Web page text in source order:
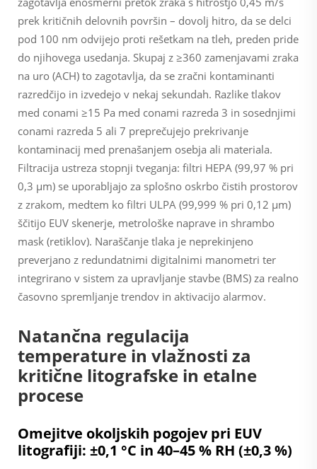
prek kritičnih delovnih površin – dovolj hitro, da se delci
pod 100 nm odvijejo proti rešetkam na tleh, preden pride
do njihovega usedanja. Skupaj z ≥360 zamenjavami zraka
na uro (ACH) to zagotavlja, da se zračni kontaminanti
razredčijo in izvedejo v nekaj sekundah. Razlike tlakov
med conami ≥15 Pa med conami razreda 3 in sosednjimi
conami razreda 5 ali 7 preprečujejo prekrivanje
kontaminacij med prenašanjem osebja ali materiala.
Filtracija ustreza stopnji tveganja: filtri HEPA (99,97 % pri
0,3 µm) se uporabljajo za splošno oskrbo čistih prostorov
z zrakom, medtem ko filtri ULPA (99,999 % pri 0,12 µm)
ščitijo EUV skenerje, metrološke naprave in shrambo
mask (retiklov). Naraščanje tlaka je neprekinjeno
preverjano z redundatnimi digitalnimi manometri ter
integrirano v sistem za upravljanje stavbe (BMS) za realno
časovno spremljanje trendov in aktivacijo alarmov.
Natančna regulacija
temperature in vlažnosti za
kritične litografske in etalne
procese
Omejitve okoljskih pogojev pri EUV
litografiji: ±0,1 °C in 40–45 % RH (±0,3 %)